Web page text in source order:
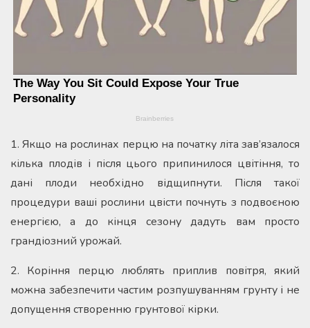
1. Якщо на рослинах перцю на початку літа зав’язалося
кілька плодів і після цього припинилося цвітіння, то
дані плоди необхідно відщипнути. Після такої
процедури ваші рослини цвісти почнуть з подвоєною
енергією, а до кінця сезону дадуть вам просто
грандіозний урожай.
2. Коріння перцю люблять приплив повітря, який
можна забезпечити частим розпушуванням грунту і не
допущення створенню грунтової кірки.